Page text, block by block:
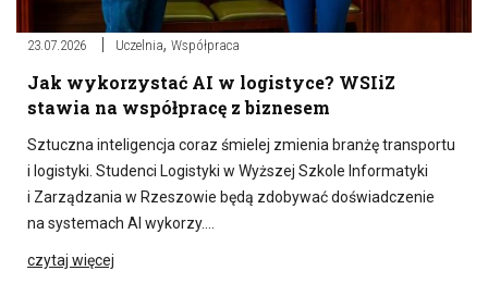
23.07.2026 Uczelnia, Współpraca
Jak wykorzystać AI w logistyce? WSIiZ
stawia na współpracę z biznesem
Sztuczna inteligencja coraz śmielej zmienia branżę transportu
i logistyki. Studenci Logistyki w Wyższej Szkole Informatyki
i Zarządzania w Rzeszowie będą zdobywać doświadczenie
na systemach AI wykorzy….
czytaj więcej